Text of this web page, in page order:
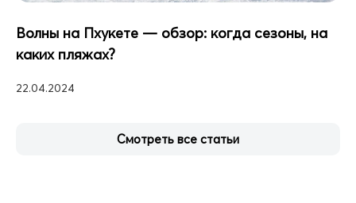
Волны на Пхукете — обзор: когда сезоны, на
каких пляжах?
22.04.2024
Смотреть все статьи